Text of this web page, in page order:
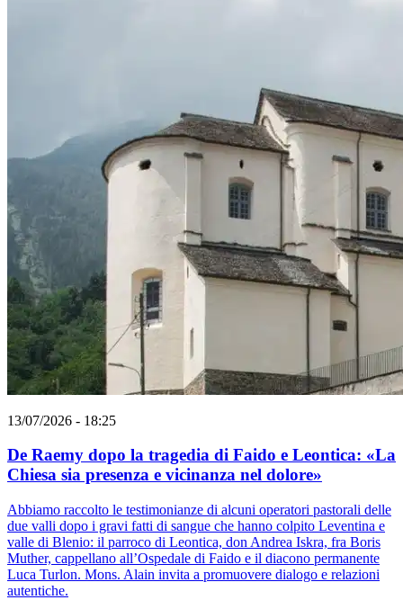
13/07/2026 - 18:25
De Raemy dopo la tragedia di Faido e Leontica: «La
Chiesa sia presenza e vicinanza nel dolore»
Abbiamo raccolto le testimonianze di alcuni operatori pastorali delle
due valli dopo i gravi fatti di sangue che hanno colpito Leventina e
valle di Blenio: il parroco di Leontica, don Andrea Iskra, fra Boris
Muther, cappellano all’Ospedale di Faido e il diacono permanente
Luca Turlon. Mons. Alain invita a promuovere dialogo e relazioni
autentiche.